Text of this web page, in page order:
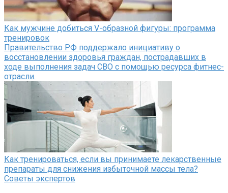
Как мужчине добиться V-образной фигуры: программа
тренировок
Правительство РФ поддержало инициативу о
восстановлении здоровья граждан, пострадавших в
ходе выполнения задач СВО с помощью ресурса фитнес-
отрасли.
Как тренироваться, если вы принимаете лекарственные
препараты для снижения избыточной массы тела?
Советы экспертов